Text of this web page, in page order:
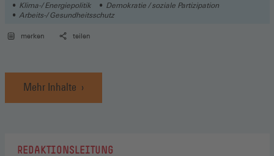
Klima-/ Energiepolitik
Demokratie / soziale Partizipation
Arbeits-/ Gesundheitsschutz
merken teilen
Mehr Inhalte
REDAKTIONSLEITUNG